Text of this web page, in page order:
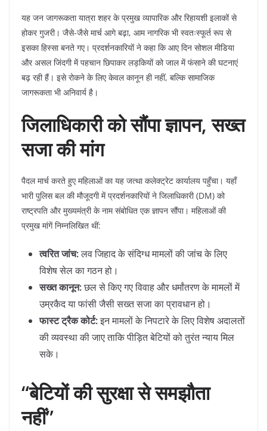
​यह जन जागरूकता यात्रा शहर के प्रमुख व्यापारिक और रिहायशी इलाकों से
होकर गुजरी। जैसे-जैसे मार्च आगे बढ़ा, आम नागरिक भी स्वतःस्फूर्त रूप से
इसका हिस्सा बनते गए। प्रदर्शनकारियों ने कहा कि आए दिन सोशल मीडिया
और असल जिंदगी में पहचान छिपाकर लड़कियों को जाल में फंसाने की घटनाएं
बढ़ रही हैं। इसे रोकने के लिए केवल कानून ही नहीं, बल्कि सामाजिक
जागरूकता भी अनिवार्य है।
जिलाधिकारी को सौंपा ज्ञापन, सख्त
सजा की मांग
​पैदल मार्च करते हुए महिलाओं का यह जत्था कलेक्ट्रेट कार्यालय पहुँचा। यहाँ
भारी पुलिस बल की मौजूदगी में प्रदर्शनकारियों ने जिलाधिकारी (DM) को
राष्ट्रपति और मुख्यमंत्री के नाम संबोधित एक ज्ञापन सौंपा। महिलाओं की
प्रमुख मांगें निम्नलिखित थीं:
त्वरित जांच:लव जिहाद के संदिग्ध मामलों की जांच के लिए
विशेष सेल का गठन हो।
सख्त कानून:छल से किए गए विवाह और धर्मांतरण के मामलों में
उम्रकैद या फांसी जैसी सख्त सजा का प्रावधान हो।
फास्ट ट्रैक कोर्ट:इन मामलों के निपटारे के लिए विशेष अदालतों
की व्यवस्था की जाए ताकि पीड़ित बेटियों को तुरंत न्याय मिल
सके।
“बेटियों की सुरक्षा से समझौता
नहीं”